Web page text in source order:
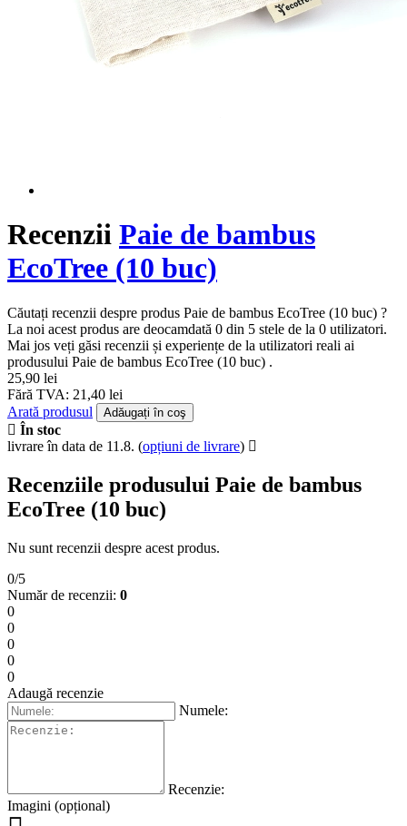
Recenzii Paie de bambus
EcoTree (10 buc)
Căutați recenzii despre produs Paie de bambus EcoTree (10 buc) ?
La noi acest produs are deocamdată 0 din 5 stele de la 0 utilizatori.
Mai jos veți găsi recenzii și experiențe de la utilizatori reali ai
produsului Paie de bambus EcoTree (10 buc) .
25,90 lei
Fără TVA: 21,40 lei
Arată produsul
Adăugați în coş
În stoc
livrare în data de 11.8. (opțiuni de livrare)
Recenziile produsului Paie de bambus
EcoTree (10 buc)
Nu sunt recenzii despre acest produs.
0/5
Număr de recenzii: 0
0
0
0
0
0
Adaugă recenzie
Numele:
Recenzie:
Imagini (opțional)